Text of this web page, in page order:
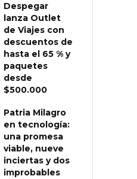
Despegar
lanza Outlet
de Viajes con
descuentos de
hasta el 65 % y
paquetes
desde
$500.000
Patria Milagro
en tecnología:
una promesa
viable, nueve
inciertas y dos
improbables